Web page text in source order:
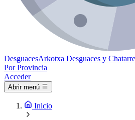
DesguacesArkotxa Desguaces y
Por Provincia
Acceder
Abrir menú
Inicio